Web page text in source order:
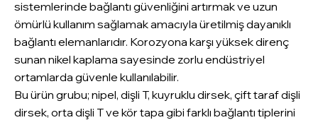
sistemlerinde bağlantı güvenliğini artırmak ve uzun
ömürlü kullanım sağlamak amacıyla üretilmiş dayanıklı
bağlantı elemanlarıdır. Korozyona karşı yüksek direnç
sunan nikel kaplama sayesinde zorlu endüstriyel
ortamlarda güvenle kullanılabilir.
Bu ürün grubu; nipel, dişli T, kuyruklu dirsek, çift taraf dişli
dirsek, orta dişli T ve kör tapa gibi farklı bağlantı tiplerini